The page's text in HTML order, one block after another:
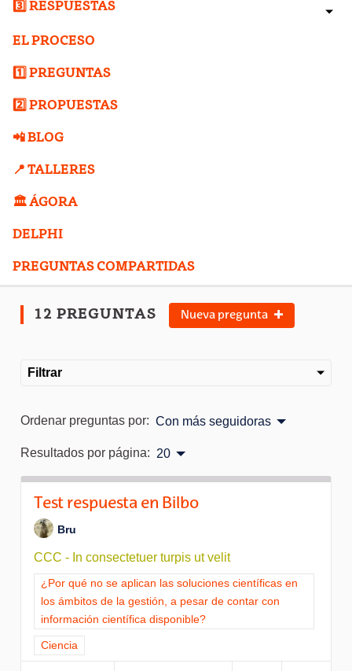
3️⃣ RESPUESTAS
EL PROCESO
1️⃣ PREGUNTAS
2️⃣ PROPUESTAS
📲 BLOG
📍 TALLERES
🏛️ ÁGORA
DELPHI
PREGUNTAS COMPARTIDAS
12 PREGUNTAS Nueva pregunta
Filtrar
Ordenar preguntas por: Con más seguidoras
Resultados por página: 20
Test respuesta en Bilbo
Bru
CCC - In consectetuer turpis ut velit
Resultados al filtrar por la categoría: ¿Por qué no se aplican
¿Por qué no se aplican las soluciones científicas en
los ámbitos de la gestión, a pesar de contar con
información científica disponible?
Resultados al filtrar por el tema: Ciencia
Ciencia